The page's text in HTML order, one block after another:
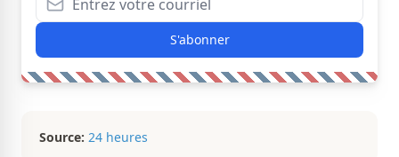
S'abonner
Source: 24 heures